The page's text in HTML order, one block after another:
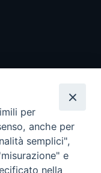
per
anche per
semplici",
e
nella